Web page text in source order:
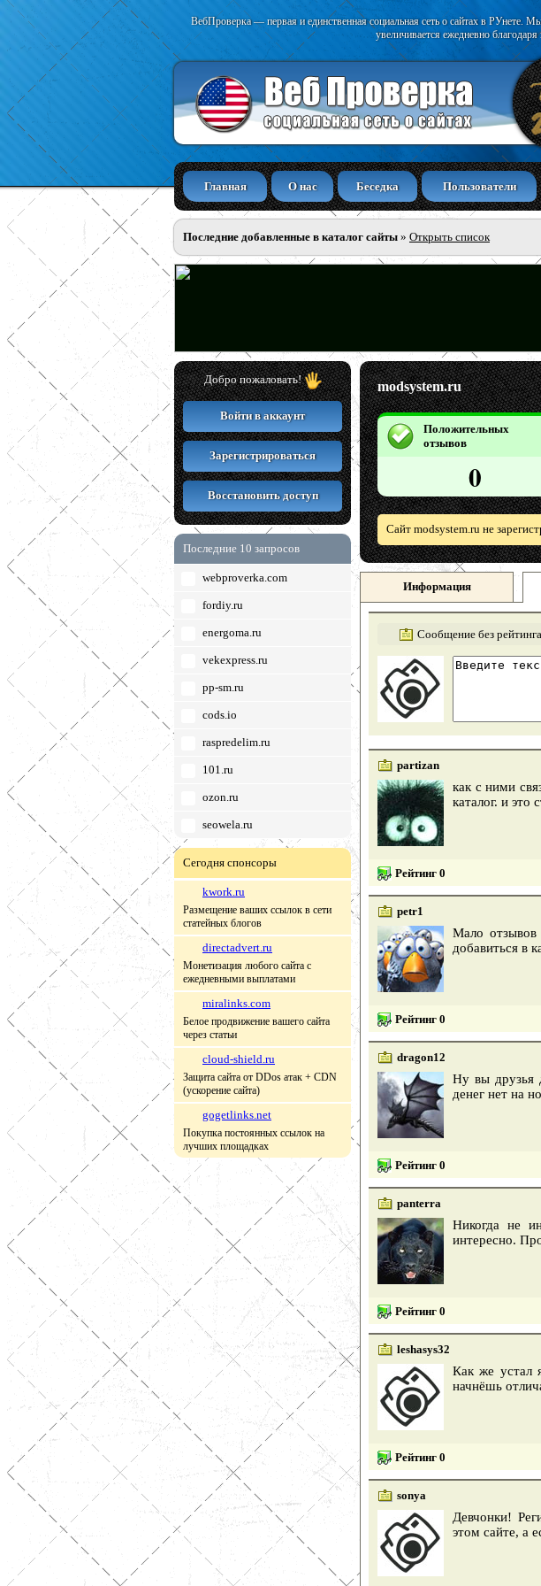
ВебПроверка — первая и единственная социальная сеть о сайтах в РУнете.
увеличивается ежедневно
Главная О нас Беседка Пользователи
Последние добавленные в каталог сайты » Открыть список
Добро пожаловать!
Войти в аккаунт
Зарегистрироваться
Восстановить доступ
Последние 10 запросов
webproverka.com
fordiy.ru
energoma.ru
vekexpress.ru
pp-sm.ru
cods.io
raspredelim.ru
101.ru
ozon.ru
seowela.ru
Сегодня спонсоры
kwork.ru
Размещение ваших ссылок в сети
статейных блогов
directadvert.ru
Монетизация любого сайта с
ежедневными выплатами
miralinks.com
Белое продвижение вашего сайта
через статьи
cloud-shield.ru
Защита сайта от DDos атак + CDN
(ускорение сайта)
gogetlinks.net
Покупка постоянных ссылок на
лучших площадках
modsystem.ru
Положительных
отзывов
0
Сайт modsystem.ru не
Информация
Сообщение без рейтинга
partizan
как с ними
каталог. и это
Рейтинг 0
petr1
Мало отзывов
добавиться в
Рейтинг 0
dragon12
Ну вы друзья
денег нет на
Рейтинг 0
panterra
Никогда не
интересно.
Рейтинг 0
leshasys32
Как же устал
начнёшь
Рейтинг 0
sonya
Девчонки!
этом сайте, а